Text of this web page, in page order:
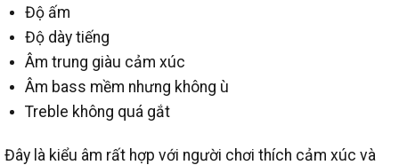
Độ ấm
Độ dày tiếng
Âm trung giàu cảm xúc
Âm bass mềm nhưng không ù
Treble không quá gắt
Đây là kiểu âm rất hợp với người chơi thích cảm xúc và